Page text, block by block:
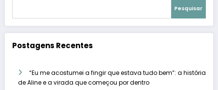
Pesquisar
Postagens Recentes
“Eu me acostumei a fingir que estava tudo bem”: a história
de Aline e a virada que começou por dentro